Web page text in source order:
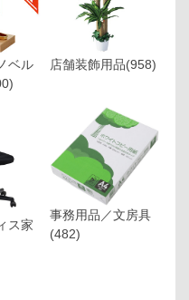
ベル
店舗装飾用品(958)
ス家
事務用品／文房具
(482)